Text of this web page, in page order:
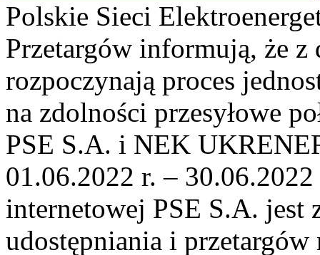
Polskie Sieci
Przetargów informują, że
rozpoczynają proces
na zdolności przesyłowe
PSE S.A. i NEK
01.06.2022 r. –
internetowej PSE S.A. jest
udostępniania i